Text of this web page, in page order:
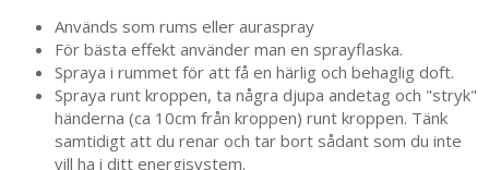
Används som rums eller auraspray
För bästa effekt använder man en sprayflaska.
Spraya i rummet för att få en härlig och behaglig doft.
Spraya runt kroppen, ta några djupa andetag och "stryk"
händerna (ca 10cm från kroppen) runt kroppen. Tänk
samtidigt att du renar och tar bort sådant som du inte
vill ha i ditt energisystem.